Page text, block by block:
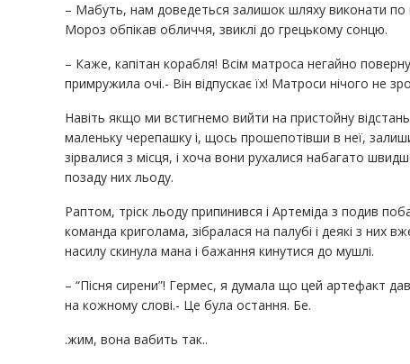
– Мабуть, нам доведеться залишок шляху виконати по
Мороз обпікав обличчя, звиклі до грецькому сонцю.
– Каже, капітан корабля! Всім матроса негайно
примружила очі.- Він відпускає їх! Матроси нічого не
Навіть якщо ми встигнемо вийти на пристойну
маленьку черепашку і, щось прошепотівши в неї,
зірвалися з місця, і хоча вони рухалися набагато
позаду них льоду.
Раптом, тріск льоду припинився і Артеміда з подив
команда криголама, зібралася на палубі і деякі з них
насилу скинула мана і бажання кинутися до мушлі.
– “Пісня сирени”! Гермес, я думала що цей артефакт
на кожному слові.- Це була остання. Бе.
.жим, вона вабить так..